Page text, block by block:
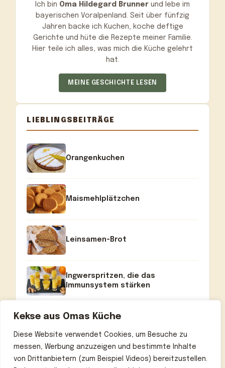
Kekse aus Omas Küche
Diese Website verwendet Cookies, um Besuche zu
messen, Werbung anzuzeigen und bestimmte Inhalte
von Drittanbietern (zum Beispiel Videos) bereitzustellen.
Ich bin Oma Hildegard Brunner und lebe im
bayerischen Voralpenland. Seit über fünfzig
Jahren backe ich Kuchen, koche deftige
Gerichte und hüte die Rezepte meiner Familie.
Hier teile ich alles, was mich die Küche gelehrt
hat.
MEINE GESCHICHTE LESEN
LIEBLINGSBEITRÄGE
Orangenkuchen
Maismehlplätzchen
Leinsamen-Brot
Ingwerspritzen, die das
Immunsystem stärken